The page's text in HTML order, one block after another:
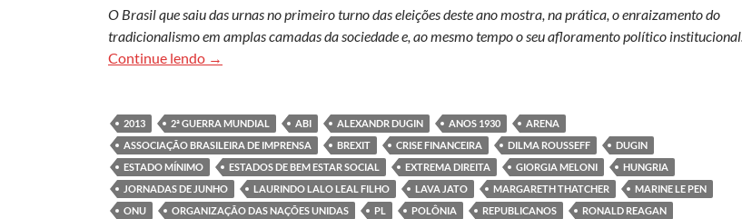
O Brasil que saiu das urnas no primeiro turno das eleições deste ano mostra, na prática, o enraizamento do
tradicionalismo em amplas camadas da sociedade e, ao mesmo tempo o seu afloramento político institucional.
Continue lendo
Eleição e tradição
→
2013 2ª GUERRA MUNDIAL ABI ALEXANDR DUGIN ANOS 1930
ARENA
ASSOCIAÇÃO BRASILEIRA DE IMPRENSA
BREXIT CRISE FINANCEIRA DILMA ROUSSEFF
DUGIN
ESTADO MÍNIMO
ESTADOS DE BEM ESTAR SOCIAL EXTREMA DIREITA GIORGIA MELONI
HUNGRIA
JORNADAS DE JUNHO
LAURINDO LALO LEAL FILHO LAVA JATO MARGARETH THATCHER
MARINE LE PEN
ONU
ORGANIZAÇÃO DAS NAÇÕES UNIDAS PL POLÔNIA REPUBLICANOS RONALD REAGAN